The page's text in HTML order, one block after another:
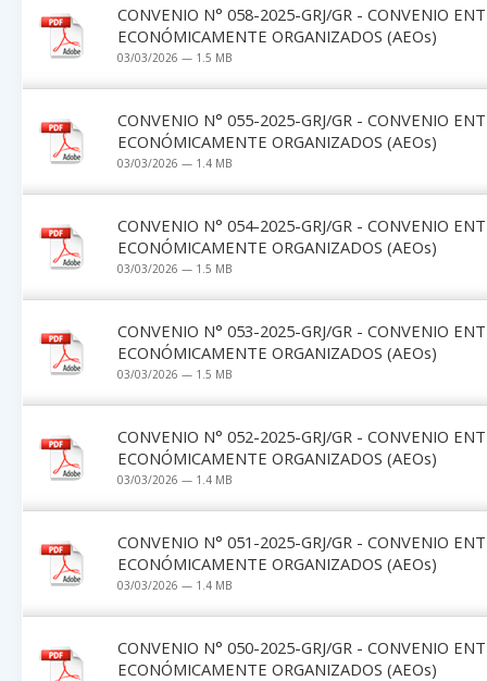
CONVENIO N° 058-2025-GRJ/GR - CONVENIO
ECONÓMICAMENTE ORGANIZADOS (AEOs)
03/03/2026 — 1.5 MB
CONVENIO N° 055-2025-GRJ/GR - CONVENIO
ECONÓMICAMENTE ORGANIZADOS (AEOs)
03/03/2026 — 1.4 MB
CONVENIO N° 054-2025-GRJ/GR - CONVENIO
ECONÓMICAMENTE ORGANIZADOS (AEOs)
03/03/2026 — 1.5 MB
CONVENIO N° 053-2025-GRJ/GR - CONVENIO
ECONÓMICAMENTE ORGANIZADOS (AEOs)
03/03/2026 — 1.5 MB
CONVENIO N° 052-2025-GRJ/GR - CONVENIO
ECONÓMICAMENTE ORGANIZADOS (AEOs)
03/03/2026 — 1.4 MB
CONVENIO N° 051-2025-GRJ/GR - CONVENIO
ECONÓMICAMENTE ORGANIZADOS (AEOs)
03/03/2026 — 1.4 MB
CONVENIO N° 050-2025-GRJ/GR - CONVENIO
ECONÓMICAMENTE ORGANIZADOS (AEOs)